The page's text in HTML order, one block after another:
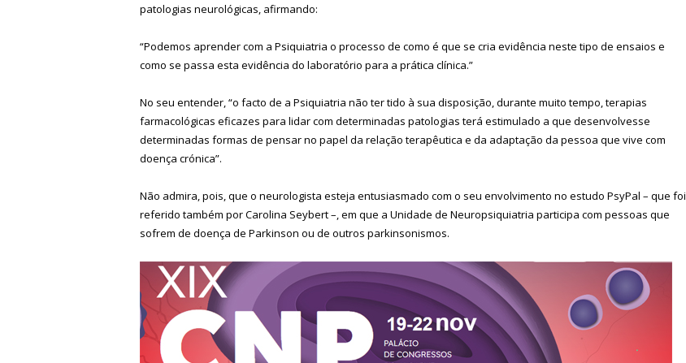
patologias neurológicas, afirmando:
“Podemos aprender com a Psiquiatria o processo de como é que se cria evidência neste tipo de ensaios e
como se passa esta evidência do laboratório para a prática clínica.”
No seu entender, “o facto de a Psiquiatria não ter tido à sua disposição, durante muito tempo, terapias
farmacológicas eficazes para lidar com determinadas patologias terá estimulado a que desenvolvesse
determinadas formas de pensar no papel da relação terapêutica e da adaptação da pessoa que vive com
doença crónica”.
Não admira, pois, que o neurologista esteja entusiasmado com o seu envolvimento no estudo PsyPal – que foi
referido também por Carolina Seybert –, em que a Unidade de Neuropsiquiatria participa com pessoas que
sofrem de doença de Parkinson ou de outros parkinsonismos.